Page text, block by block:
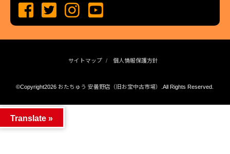
サイトマップ 個人情報保護方針
©Copyright2026 おたちゅう 安曇野店（旧お宝中古市場） .All Rights Reserved.
Translate »